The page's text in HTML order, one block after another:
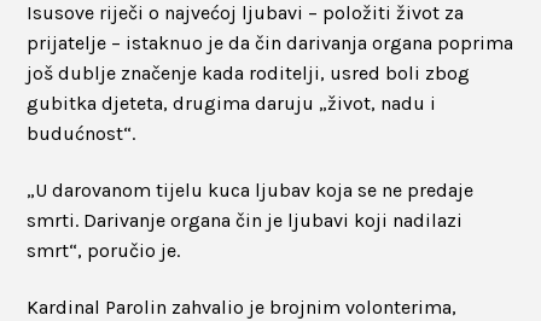
Isusove riječi o najvećoj ljubavi – položiti život za
prijatelje – istaknuo je da čin darivanja organa poprima
još dublje značenje kada roditelji, usred boli zbog
gubitka djeteta, drugima daruju „život, nadu i
budućnost“.
„U darovanom tijelu kuca ljubav koja se ne predaje
smrti. Darivanje organa čin je ljubavi koji nadilazi
smrt“, poručio je.
Kardinal Parolin zahvalio je brojnim volonterima,